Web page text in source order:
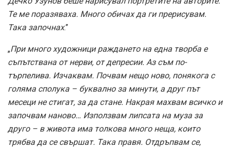
Те ме поразяваха. Много обичах да ги прерисувам.
Така започнах.”
„При много художници раждането на една творба е
съпътствана от нерви, от депресии. Аз съм по-
търпелива. Изчаквам. Почвам нещо ново, понякога с
голяма сполука – буквално за минути, а друг път
месеци не стигат, за да стане. Накрая махвам всичко и
започвам наново… Използвам липсата на муза за
друго – в живота има толкова много неща, които
трябва да се свършат. Така правя. Отдръпвам се,